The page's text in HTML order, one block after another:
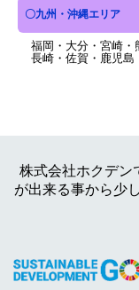
〇九州・沖縄エリア
福岡・大分・宮崎・
長崎・佐賀・鹿児島
株式会社ホクデン
が出来る事から少